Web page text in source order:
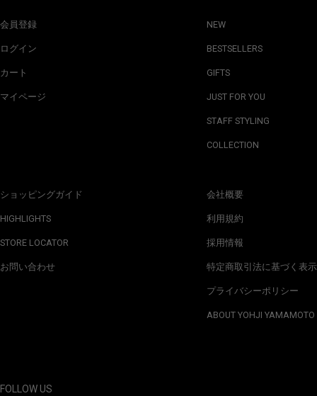
会員登録
ログイン
カート
マイページ
ショッピングガイド
HIGHLIGHTS
STORE LOCATOR
お問い合わせ
NEW
BESTSELLERS
GIFTS
JUST FOR YOU
STAFF STYLING
COLLECTION
会社概要
利用規約
採用情報
特定商取引法に基づく表示
プライバシーポリシー
ABOUT YOHJI YAMAMOTO
FOLLOW US